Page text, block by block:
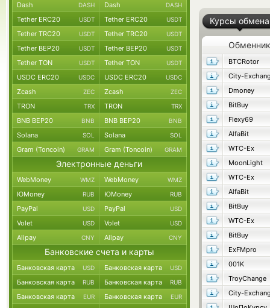
Курсы обмена
Обменник
BTCRotor
City-
Dmoney
BitBuy
Flexy69
AlfaBit
WTC-Ex
MoonLight
WTC-Ex
AlfaBit
BitBuy
WTC-Ex
BitBuy
ExFMpro
001K
TroyChange
City-
Dash DASH Dash DASH
Tether ERC20 USDT Tether ERC20 USDT
Tether TRC20 USDT Tether TRC20 USDT
Tether BEP20 USDT Tether BEP20 USDT
Tether TON USDT Tether TON USDT
USDC ERC20 USDC USDC ERC20 USDC
Zcash ZEC Zcash ZEC
TRON TRX TRON TRX
BNB BEP20 BNB BNB BEP20 BNB
Solana SOL Solana SOL
Gram (Toncoin) GRAM Gram (Toncoin) GRAM
Электронные деньги
WebMoney WMZ WebMoney WMZ
ЮMoney RUB ЮMoney RUB
PayPal USD PayPal USD
Volet USD Volet USD
Alipay CNY Alipay CNY
Банковские счета и карты
Банковская карта USD Банковская карта USD
Банковская карта RUB Банковская карта RUB
Банковская карта EUR Банковская карта EUR